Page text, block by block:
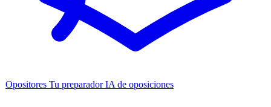
Opositores Tu preparador IA de oposiciones